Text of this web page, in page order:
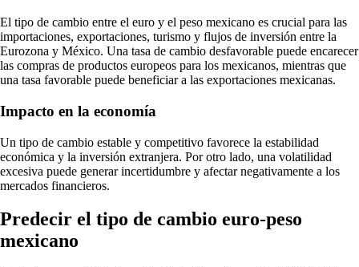
El tipo de cambio entre el euro y el peso mexicano es crucial para las
importaciones, exportaciones, turismo y flujos de inversión entre la
Eurozona y México. Una tasa de cambio desfavorable puede encarecer
las compras de productos europeos para los mexicanos, mientras que
una tasa favorable puede beneficiar a las exportaciones mexicanas.
Impacto en la economía
Un tipo de cambio estable y competitivo favorece la estabilidad
económica y la inversión extranjera. Por otro lado, una volatilidad
excesiva puede generar incertidumbre y afectar negativamente a los
mercados financieros.
Predecir el tipo de cambio euro-peso
mexicano